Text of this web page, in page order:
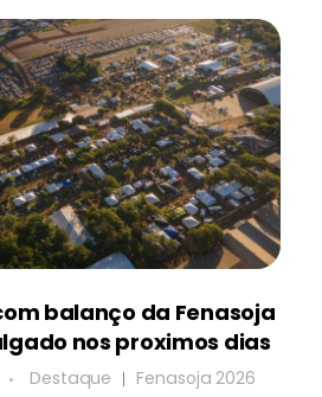
balanço da Fenasoja
nos proximos dias
Destaque Fenasoja 2026